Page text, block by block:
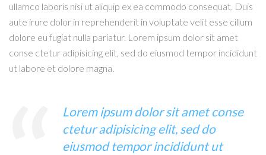
ullamco laboris nisi ut aliquip ex ea commodo consequat. Duis
aute irure dolor in reprehenderit in voluptate velit esse cillum
dolore eu fugiat nulla pariatur. Lorem ipsum dolor sit amet
conse ctetur adipisicing elit, sed do eiusmod tempor incididunt
ut labore et dolore magna.
Lorem ipsum dolor sit amet conse
ctetur adipisicing elit, sed do
eiusmod tempor incididunt ut